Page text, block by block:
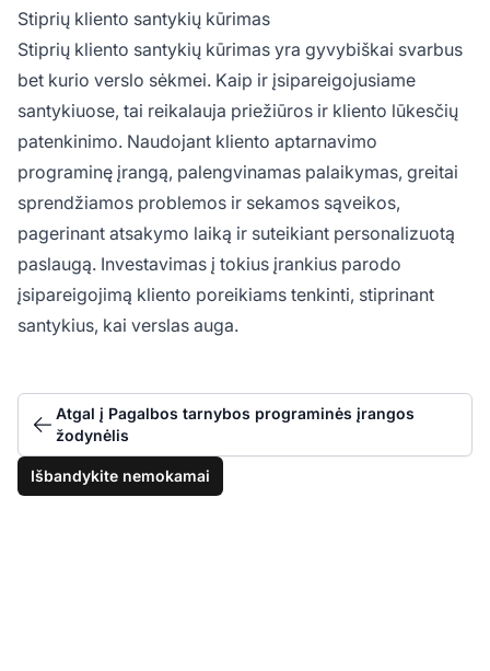
Stiprių kliento santykių kūrimas
Stiprių kliento santykių kūrimas yra gyvybiškai svarbus
bet kurio verslo sėkmei. Kaip ir įsipareigojusiame
santykiuose, tai reikalauja priežiūros ir kliento lūkesčių
patenkinimo. Naudojant kliento aptarnavimo
programinę įrangą, palengvinamas palaikymas, greitai
sprendžiamos problemos ir sekamos sąveikos,
pagerinant atsakymo laiką ir suteikiant personalizuotą
paslaugą. Investavimas į tokius įrankius parodo
įsipareigojimą kliento poreikiams tenkinti, stiprinant
santykius, kai verslas auga.
Atgal į Pagalbos tarnybos programinės įrangos
žodynėlis
Išbandykite nemokamai